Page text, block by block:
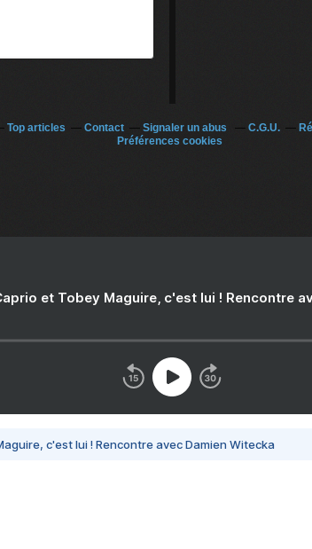
Top articles Contact Signaler un abus C.G.U.
Préférences cookies
et Tobey Maguire, c'est lui ! Rencontre
c'est lui ! Rencontre avec Damien Witecka